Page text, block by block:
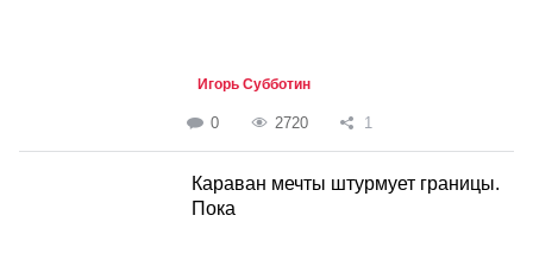
Игорь Субботин
0 2720 1
Караван мечты штурмует границы.
Пока